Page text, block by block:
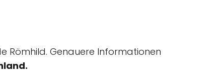
Römhild. Genauere Informationen